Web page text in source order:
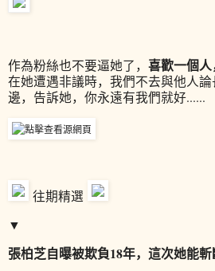
作為粉絲也不要逼她了， 喜歡一個
在她遭遇非議時，我們不去與他人
邊，告訴她，你永遠有我們就好......
往期精選
▼
張柏芝自曝被欺負18年，這次她能斬